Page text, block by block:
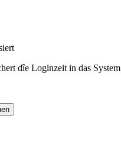
dîe Loginzeit in das System